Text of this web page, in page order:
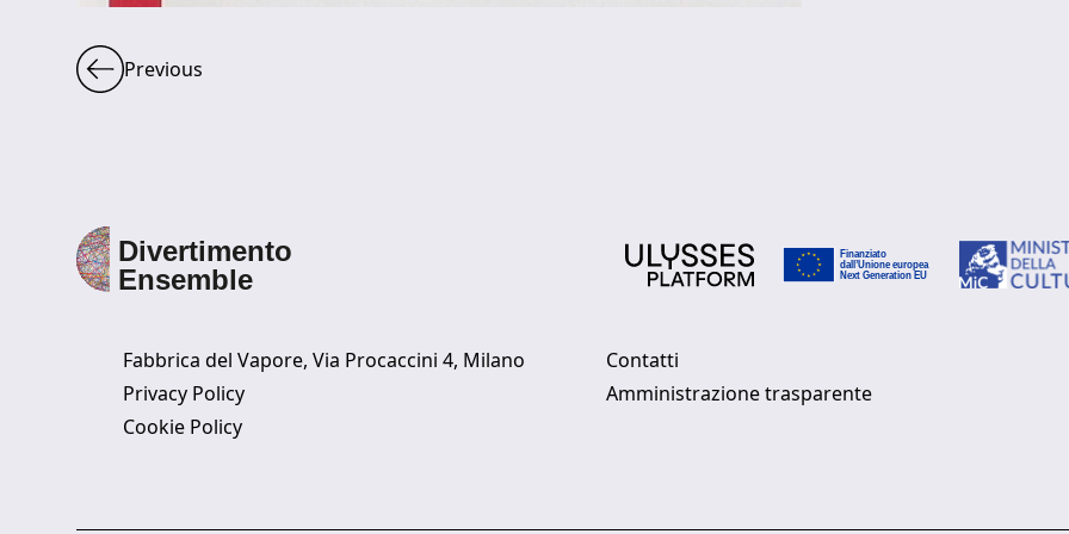
Previous
Fabbrica del Vapore, Via Procaccini 4, Milano
Privacy Policy
Cookie Policy
Contatti
Amministrazione trasparente